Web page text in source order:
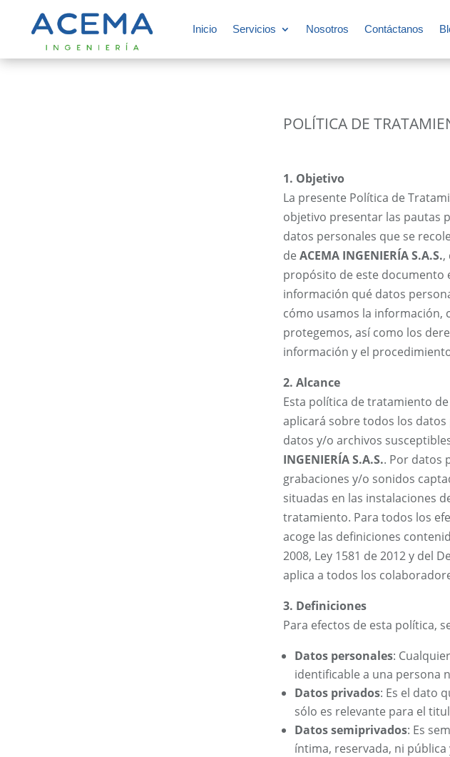
Inicio Servicios Nosotros Contáctanos
POLÍTICA DE
1. Objetivo
La presente Política de
objetivo presentar las pautas
datos personales que se
de ACEMA INGENIERÍA S.A.S.,
propósito de este documento
información qué datos
cómo usamos la información,
protegemos, así como los
información y el
2. Alcance
Esta política de tratamiento
aplicará sobre todos los
datos y/o archivos
INGENIERÍA S.A.S.. Por datos
grabaciones y/o sonidos
situadas en las instalaciones
tratamiento. Para todos los
acoge las definiciones
2008, Ley 1581 de 2012 y del
aplica a todos los
3. Definiciones
Para efectos de esta política,
Datos personales:
identificable a una persona
Datos privados: Es el dato
sólo es relevante para el
Datos semiprivados: Es
íntima, reservada, ni